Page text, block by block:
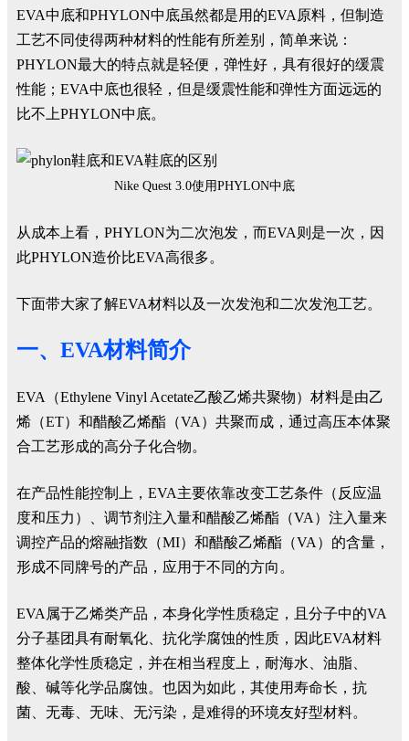
EVA中底和PHYLON中底虽然都是用的EVA原料，但制造
工艺不同使得两种材料的性能有所差别，简单来说：
PHYLON最大的特点就是轻便，弹性好，具有很好的缓震
性能；EVA中底也很轻，但是缓震性能和弹性方面远远的
比不上PHYLON中底。
Nike Quest 3.0使用PHYLON中底
从成本上看，PHYLON为二次泡发，而EVA则是一次，因
此PHYLON造价比EVA高很多。
下面带大家了解EVA材料以及一次发泡和二次发泡工艺。
一、EVA材料简介
EVA（Ethylene Vinyl Acetate乙酸乙烯共聚物）材料是由乙
烯（ET）和醋酸乙烯酯（VA）共聚而成，通过高压本体聚
合工艺形成的高分子化合物。
在产品性能控制上，EVA主要依靠改变工艺条件（反应温
度和压力）、调节剂注入量和醋酸乙烯酯（VA）注入量来
调控产品的熔融指数（MI）和醋酸乙烯酯（VA）的含量，
形成不同牌号的产品，应用于不同的方向。
EVA属于乙烯类产品，本身化学性质稳定，且分子中的VA
分子基团具有耐氧化、抗化学腐蚀的性质，因此EVA材料
整体化学性质稳定，并在相当程度上，耐海水、油脂、
酸、碱等化学品腐蚀。也因为如此，其使用寿命长，抗
菌、无毒、无味、无污染，是难得的环境友好型材料。